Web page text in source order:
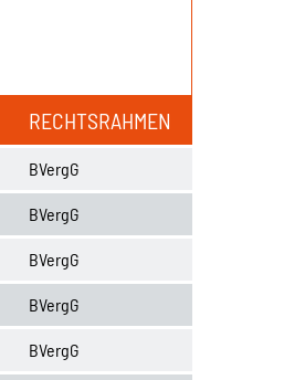
RECHTSRAHMEN
BVergG
BVergG
BVergG
BVergG
BVergG